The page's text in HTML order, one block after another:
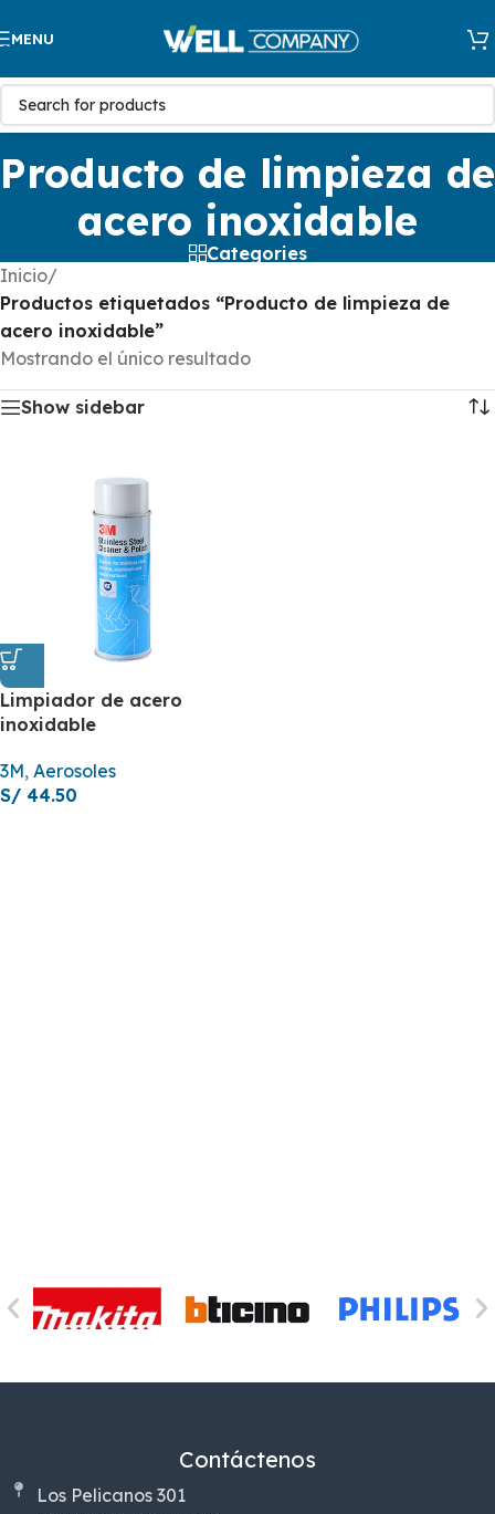
Skip to main content
MENU
Producto de limpieza de
acero inoxidable
Categories
Inicio/
Productos etiquetados “Producto de limpieza de
acero inoxidable”
Mostrando el único resultado
Show sidebar
Limpiador de acero
inoxidable
3M, Aerosoles
S/ 44.50
Contáctenos
Los Pelicanos 301